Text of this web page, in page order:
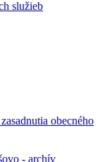
služieb
obecného
- archív